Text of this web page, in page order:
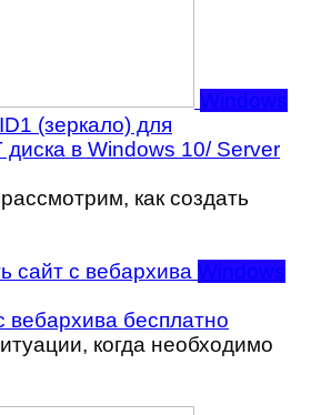
Windows
(зеркало) для
диска в Windows 10/ Server
как создать
Windows
вебархива бесплатно
когда необходимо